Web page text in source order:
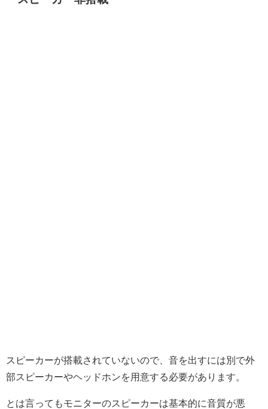
スピーカーが搭載されていないので、音を出すには別で外
部スピーカーやヘッドホンを用意する必要があります。
とは言ってもモニターのスピーカーは基本的に音質が悪